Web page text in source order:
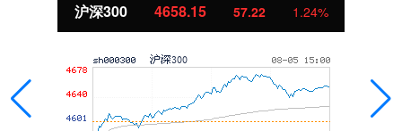
北证50 1119.46 25.97 2.38%